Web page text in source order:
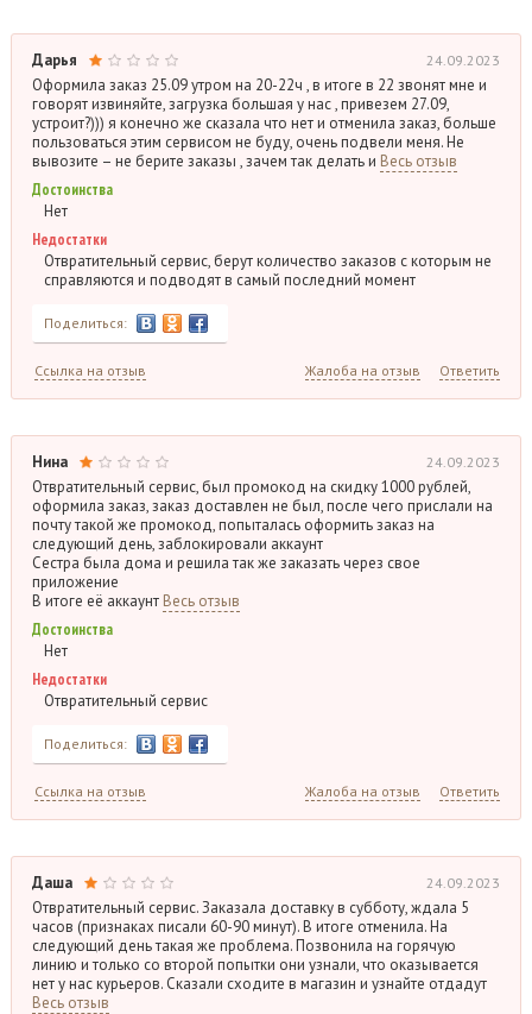
Дарья 24.09.2023
Оформила заказ 25.09 утром на 20-22ч , в итоге в 22 звонят мне и
говорят извиняйте, загрузка большая у нас , привезем 27.09,
устроит?))) я конечно же сказала что нет и отменила заказ, больше
пользоваться этим сервисом не буду, очень подвели меня. Не
вывозите – не берите заказы , зачем так делать и Весь отзыв
Достоинства
Нет
Недостатки
Отвратительный сервис, берут количество заказов с которым не
справляются и подводят в самый последний момент
Поделиться:
Ссылка на отзыв Жалоба на отзыв Ответить
Нина 24.09.2023
Отвратительный сервис, был промокод на скидку 1000 рублей,
оформила заказ, заказ доставлен не был, после чего прислали на
почту такой же промокод, попыталась оформить заказ на
следующий день, заблокировали аккаунт
Сестра была дома и решила так же заказать через свое
приложение
В итоге её аккаунт Весь отзыв
Достоинства
Нет
Недостатки
Отвратительный сервис
Поделиться:
Ссылка на отзыв Жалоба на отзыв Ответить
Даша 24.09.2023
Отвратительный сервис. Заказала доставку в субботу, ждала 5
часов (признаках писали 60-90 минут). В итоге отменила. На
следующий день такая же проблема. Позвонила на горячую
линию и только со второй попытки они узнали, что оказывается
нет у нас курьеров. Сказали сходите в магазин и узнайте отдадут
Весь отзыв